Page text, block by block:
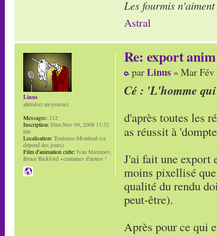
Les fourmis
Astral
Re: export
parLinus » Mar
Cé : 'L'homme
d'après toutes les
as réussit à
J'ai fait une export
moins pixellisé
qualité du rendu
peut-être).
Après pour ce qui
Linus
aliéné(e) moyen(ne)
Messages:212
Inscription:Dim Nov 09, 2008 11:32
pm
Localisation:Toulouse-Montreal (ca
dépend des jours)
Film d'animation culte:Ivan Maximov,
Bruce Bickford +centaines d'autres !